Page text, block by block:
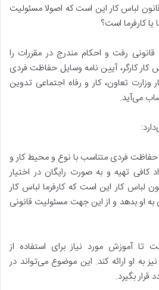
لباس کار این است که اصولا مسئولیت
یا کارفرما است؟
رفت و احکام مندرج در مقررات را
کارگر، آیین نامه وسایل حفاظت فردی
وزارت تعاون، کار و رفاه اجتماعی تدوین
می‌آید.
فردی متناسب با نوع و محیط کار و
کافی تهیه و به صورت رایگان در اختیار
لباس کار این است که کارفرما لباس کار
به او بدهد و از این جهت مسئولیت قانونی
تا آموزش مورد نیاز برای استفاده از
به او ارائه کند. این موضوع می‌تواند در
قرار بگیرد.